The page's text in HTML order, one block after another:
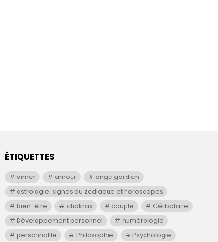
ÉTIQUETTES
aimer amour
ange gardien
astrologie, signes du zodiaque et horoscopes
bien-être
chakras couple
Célibataire
Développement personnel
numérologie
personnalité
Philosophie Psychologie